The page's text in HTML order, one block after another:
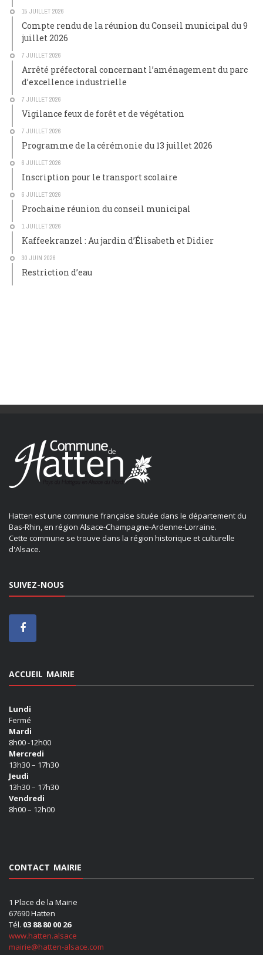
15 JUILLET 2026
Compte rendu de la réunion du Conseil municipal du 9
juillet 2026
7 JUILLET 2026
Arrêté préfectoral concernant l’aménagement du parc
d’excellence industrielle
7 JUILLET 2026
Vigilance feux de forêt et de végétation
7 JUILLET 2026
Programme de la cérémonie du 13 juillet 2026
6 JUILLET 2026
Inscription pour le transport scolaire
6 JUILLET 2026
Prochaine réunion du conseil municipal
1 JUILLET 2026
Kaffeekranzel : Au jardin d’Élisabeth et Didier
30 JUIN 2026
Restriction d’eau
Hatten est une commune française située dans le département du
Bas-Rhin, en région Alsace-Champagne-Ardenne-Lorraine.
Cette commune se trouve dans la région historique et culturelle
d'Alsace.
SUIVEZ-NOUS
ACCUEIL MAIRIE
Lundi
Fermé
Mardi
8h00 -12h00
Mercredi
13h30 – 17h30
Jeudi
13h30 – 17h30
Vendredi
8h00 – 12h00
CONTACT MAIRIE
1 Place de la Mairie
67690 Hatten
Tél. 03 88 80 00 26
www.hatten.alsace
mairie@hatten-alsace.com